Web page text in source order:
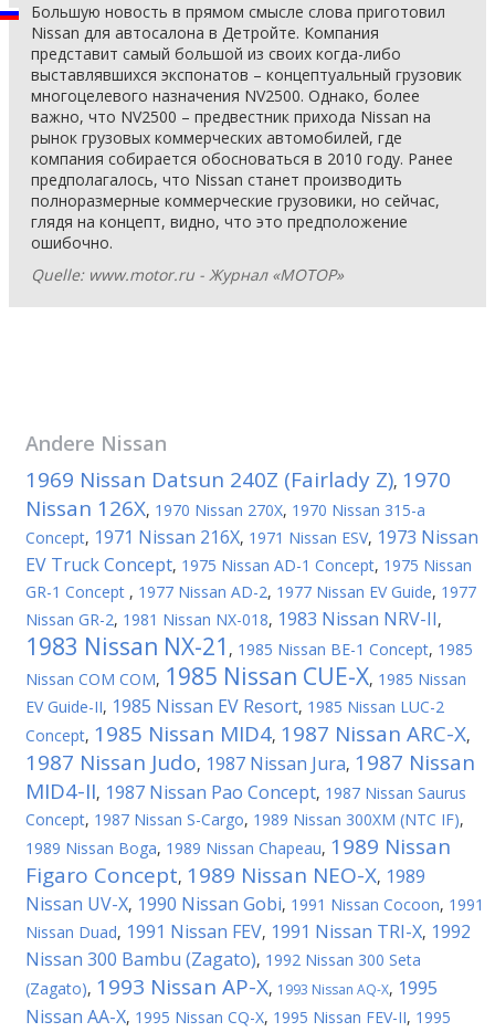
Большую новость в прямом смысле слова приготовил
Nissan для автосалона в Детройте. Компания
представит самый большой из своих когда-либо
выставлявшихся экспонатов – концептуальный грузовик
многоцелевого назначения NV2500. Однако, более
важно, что NV2500 – предвестник прихода Nissan на
рынок грузовых коммерческих автомобилей, где
компания собирается обосноваться в 2010 году. Ранее
предполагалось, что Nissan станет производить
полноразмерные коммерческие грузовики, но сейчас,
глядя на концепт, видно, что это предположение
ошибочно.
Quelle: www.motor.ru - Журнал «МОТОР»
Andere Nissan
1969 Nissan Datsun 240Z (Fairlady Z), 1970
Nissan 126X, 1970 Nissan 270X, 1970 Nissan 315-a
Concept, 1971 Nissan 216X, 1971 Nissan ESV, 1973 Nissan
EV Truck Concept, 1975 Nissan AD-1 Concept, 1975 Nissan
GR-1 Concept , 1977 Nissan AD-2, 1977 Nissan EV Guide, 1977
Nissan GR-2, 1981 Nissan NX-018, 1983 Nissan NRV-II,
1983 Nissan NX-21 , 1985 Nissan BE-1 Concept, 1985
Nissan COM COM, 1985 Nissan CUE-X, 1985 Nissan
EV Guide-II, 1985 Nissan EV Resort, 1985 Nissan LUC-2
Concept, 1985 Nissan MID4, 1987 Nissan ARC-X,
1987 Nissan Judo, 1987 Nissan Jura, 1987 Nissan
MID4-II, 1987 Nissan Pao Concept, 1987 Nissan Saurus
Concept, 1987 Nissan S-Cargo, 1989 Nissan 300XM (NTC IF),
1989 Nissan Boga, 1989 Nissan Chapeau, 1989 Nissan
Figaro Concept, 1989 Nissan NEO-X, 1989
Nissan UV-X, 1990 Nissan Gobi, 1991 Nissan Cocoon, 1991
Nissan Duad, 1991 Nissan FEV, 1991 Nissan TRI-X, 1992
Nissan 300 Bambu (Zagato), 1992 Nissan 300 Seta
(Zagato), 1993 Nissan AP-X, 1993 Nissan AQ-X, 1995
Nissan AA-X, 1995 Nissan CQ-X, 1995 Nissan FEV-II, 1995